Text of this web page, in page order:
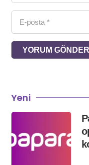
YORUM GÖNDER
Yeni